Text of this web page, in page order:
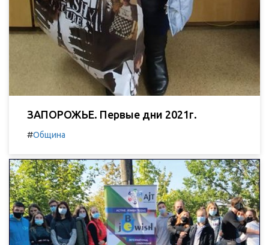
ЗАПОРОЖЬЕ. Первые дни 2021г.
#Община